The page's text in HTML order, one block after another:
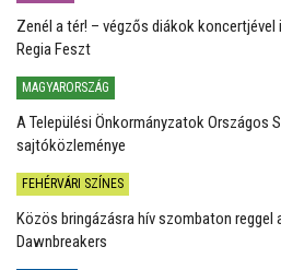
Zenél a tér! – végzős diákok koncertjével
Regia Feszt
MAGYARORSZÁG
A Települési Önkormányzatok Országos
sajtóközleménye
FEHÉRVÁRI SZÍNES
Közös bringázásra hív szombaton reggel
Dawnbreakers